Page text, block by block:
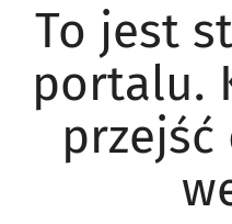
To jest
portalu.